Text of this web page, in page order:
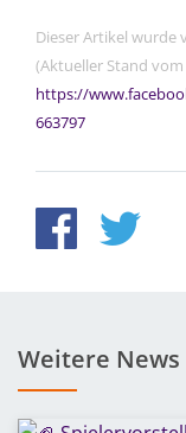
Dieser Artikel wurde
(Aktueller Stand vom
https://
663797
Weitere News